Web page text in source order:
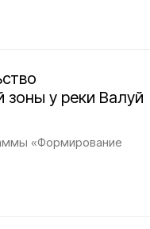
зоны у реки Валуй
«Формирование